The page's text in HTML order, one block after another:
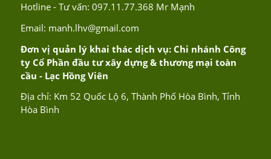
Hotline - Tư vấn: 097.11.77.368 Mr Mạnh
Email: manh.lhv@gmail.com
Đơn vị quản lý khai thác dịch vụ: Chi nhánh Công
ty Cổ Phần đầu tư xây dựng & thương mại toàn
cầu - Lạc Hồng Viên
Địa chỉ: Km 52 Quốc Lộ 6, Thành Phố Hòa Bình, Tỉnh
Hòa Bình